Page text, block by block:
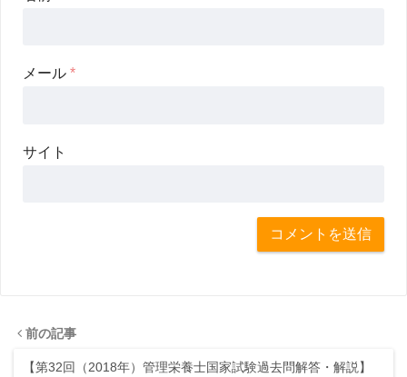
メール *
サイト
前の記事
【第32回（2018年）管理栄養士国家試験過去問解答・解説】